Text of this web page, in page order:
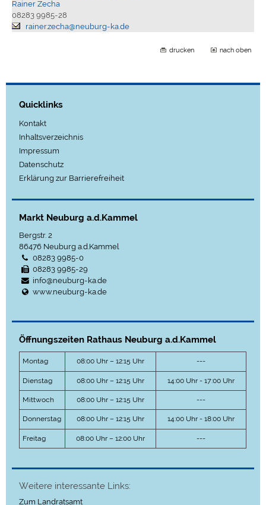
Rainer Zecha
08283 9985-28
rainer.zecha@neuburg-ka.de
drucken nach oben
Quicklinks
Kontakt
Inhaltsverzeichnis
Impressum
Datenschutz
Erklärung zur Barrierefreiheit
Markt Neuburg a.d.Kammel
Bergstr. 2
86476 Neuburg a.d.Kammel
08283 9985-0
08283 9985-29
info@neuburg-ka.de
www.neuburg-ka.de
Öffnungszeiten Rathaus Neuburg a.d.Kammel
Montag 08:00 Uhr – 12:15 Uhr ---
Dienstag 08:00 Uhr – 12:15 Uhr 14:00 Uhr - 17:00 Uhr
Mittwoch 08:00 Uhr – 12:15 Uhr ---
Donnerstag 08:00 Uhr – 12:15 Uhr 14:00 Uhr - 18:00 Uhr
Freitag 08:00 Uhr – 12:00 Uhr ---
Weitere interessante Links:
Zum Landratsamt